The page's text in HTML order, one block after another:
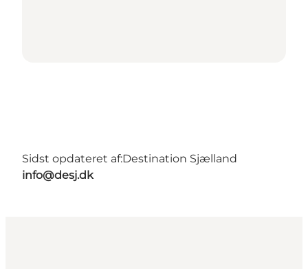
Sidst opdateret af:Destination Sjælland
info@desj.dk